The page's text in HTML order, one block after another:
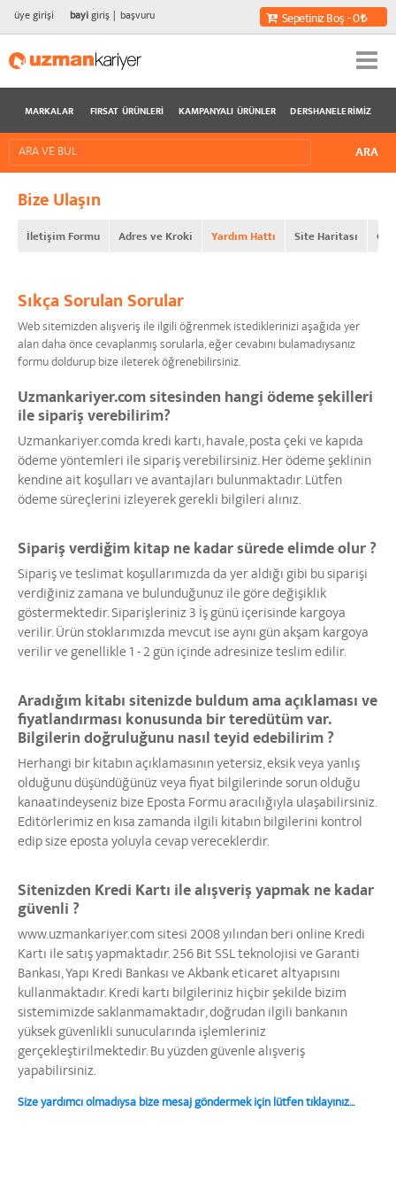
üye girişi bayigiriş başvuru Sepetiniz Boş - 0
MARKALAR FIRSAT ÜRÜNLERI KAMPANYALI ÜRÜNLER DERSHANELERIMIZ
Bize Ulaşın
İletişim Formu Adres ve Kroki Yardım Hattı Site Haritası
Sıkça Sorulan Sorular
Web sitemizden alışveriş ile ilgili öğrenmek istediklerinizi aşağıda yer
alan daha önce cevaplanmış sorularla, eğer cevabını bulamadıysanız
formu doldurup bize ileterek öğrenebilirsiniz.
Uzmankariyer.com sitesinden hangi ödeme şekilleri
ile sipariş verebilirim?
Uzmankariyer.comda kredi kartı, havale, posta çeki ve kapıda
ödeme yöntemleri ile sipariş verebilirsiniz. Her ödeme şeklinin
kendine ait koşulları ve avantajları bulunmaktadır. Lütfen
ödeme süreçlerini izleyerek gerekli bilgileri alınız.
Sipariş verdiğim kitap ne kadar sürede elimde olur ?
Sipariş ve teslimat koşullarımızda da yer aldığı gibi bu siparişi
verdiğiniz zamana ve bulunduğunuz ile göre değişiklik
göstermektedir. Siparişleriniz 3 İş günü içerisinde kargoya
verilir. Ürün stoklarımızda mevcut ise aynı gün akşam kargoya
verilir ve genellikle 1 - 2 gün içinde adresinize teslim edilir.
Aradığım kitabı sitenizde buldum ama açıklaması ve
fiyatlandırması konusunda bir teredütüm var.
Bilgilerin doğruluğunu nasıl teyid edebilirim ?
Herhangi bir kitabın açıklamasının yetersiz, eksik veya yanlış
olduğunu düşündüğünüz veya fiyat bilgilerinde sorun olduğu
kanaatindeyseniz bize Eposta Formu aracılığıyla ulaşabilirsiniz.
Editörlerimiz en kısa zamanda ilgili kitabın bilgilerini kontrol
edip size eposta yoluyla cevap vereceklerdir.
Sitenizden Kredi Kartı ile alışveriş yapmak ne kadar
güvenli ?
www.uzmankariyer.com sitesi 2008 yılından beri online Kredi
Kartı ile satış yapmaktadır. 256 Bit SSL teknolojisi ve Garanti
Bankası, Yapı Kredi Bankası ve Akbank eticaret altyapısını
kullanmaktadır. Kredi kartı bilgileriniz hiçbir şekilde bizim
sistemimizde saklanmamaktadır, doğrudan ilgili bankanın
yüksek güvenlikli sunucularında işlemleriniz
gerçekleştirilmektedir. Bu yüzden güvenle alışveriş
yapabilirsiniz.
Size yardımcı olmadıysa bize mesaj göndermek için lütfen tıklayınız...